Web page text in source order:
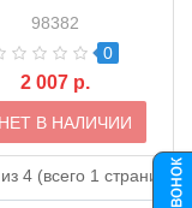
98382
0
2 007 р.
НЕТ В НАЛИЧИИ
4 (всего 1 страниц)